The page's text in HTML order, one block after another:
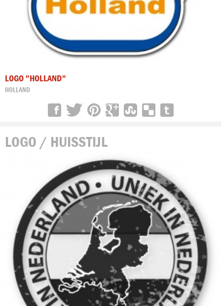
LOGO "HOLLAND"
HOLLAND
LOGO / HUISSTIJL